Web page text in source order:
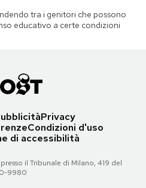
tra i genitori che possono
educativo a certe condizioni
Privacy
Condizioni d'uso
di accessibilità
il Tribunale di Milano, 419 del
9980